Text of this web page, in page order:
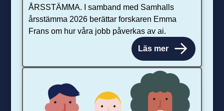
ÅRSSTÄMMA. I samband med Samhalls
årsstämma 2026 berättar forskaren Emma
Frans om hur våra jobb påverkas av ai.
Läs mer